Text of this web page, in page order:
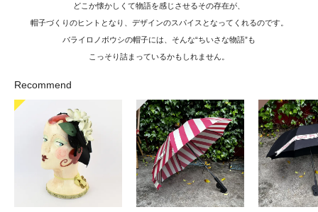
どこか懐かしくて物語を感じさせるその存在が、
帽子づくりのヒントとなり、デザインのスパイスとなってくれるのです。
バライロノボウシの帽子には、そんな“ちいさな物語”も
こっそり詰まっているかもしれません。
Recommend